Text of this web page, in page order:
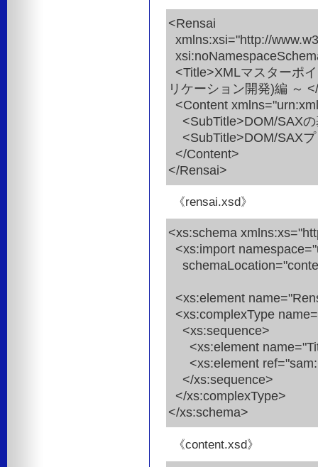
<Rensai
xmlns:xsi="http://
<Title>XMLマスターポ
リケーション開発)編 ～
<Content
<SubTitle>DOM/SAXの
<SubTitle>DOM/SAXプ
</Content>
</Rensai>
《rensai.xsd》
<xs:schema
<xs:import
<xs:element
<xs:complexType
<xs:sequence>
<xs:element
<xs:element
</xs:sequence>
</xs:complexType>
</xs:schema>
《content.xsd》